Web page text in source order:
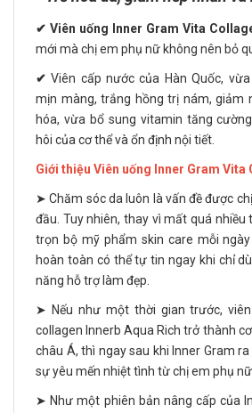
✔ Viên uống Inner Gram Vita
mới mà chị em phụ nữ không nên bỏ
✔ Viên cấp nước của Hàn Quốc,
mịn màng, trắng hồng trị nám, giảm
hóa, vừa bổ sung vitamin tăng
hôi của cơ thể và ổn định nội tiết.
Giới thiệu Viên uống Inner Gram Vita
➤ Chăm sóc da luôn là vấn đề được
đầu. Tuy nhiên, thay vì mất quá nhiều
trọn bộ mỹ phẩm skin care mỗi
hoàn toàn có thể tự tin ngay khi chỉ
năng hỗ trợ làm đẹp.
➤ Nếu như một thời gian trước,
collagen Innerb Aqua Rich trở thành
châu Á, thì ngay sau khi Inner Gram
sự yêu mến nhiệt tình từ chị em phụ nữ.
➤ Như một phiên bản nâng cấp của